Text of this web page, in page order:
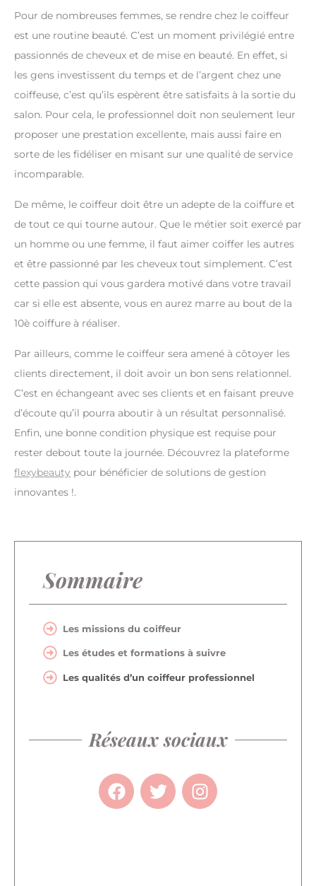
Pour de nombreuses femmes, se rendre chez le coiffeur
est une routine beauté. C’est un moment privilégié entre
passionnés de cheveux et de mise en beauté. En effet, si
les gens investissent du temps et de l’argent chez une
coiffeuse, c’est qu’ils espèrent être satisfaits à la sortie du
salon. Pour cela, le professionnel doit non seulement leur
proposer une prestation excellente, mais aussi faire en
sorte de les fidéliser en misant sur une qualité de service
incomparable.
De même, le coiffeur doit être un adepte de la coiffure et
de tout ce qui tourne autour. Que le métier soit exercé par
un homme ou une femme, il faut aimer coiffer les autres
et être passionné par les cheveux tout simplement. C’est
cette passion qui vous gardera motivé dans votre travail
car si elle est absente, vous en aurez marre au bout de la
10è coiffure à réaliser.
Par ailleurs, comme le coiffeur sera amené à côtoyer les
clients directement, il doit avoir un bon sens relationnel.
C’est en échangeant avec ses clients et en faisant preuve
d’écoute qu’il pourra aboutir à un résultat personnalisé.
Enfin, une bonne condition physique est requise pour
rester debout toute la journée. Découvrez la plateforme
flexybeauty pour bénéficier de solutions de gestion
innovantes !.
Sommaire
Les missions du coiffeur
Les études et formations à suivre
Les qualités d’un coiffeur professionnel
Réseaux sociaux